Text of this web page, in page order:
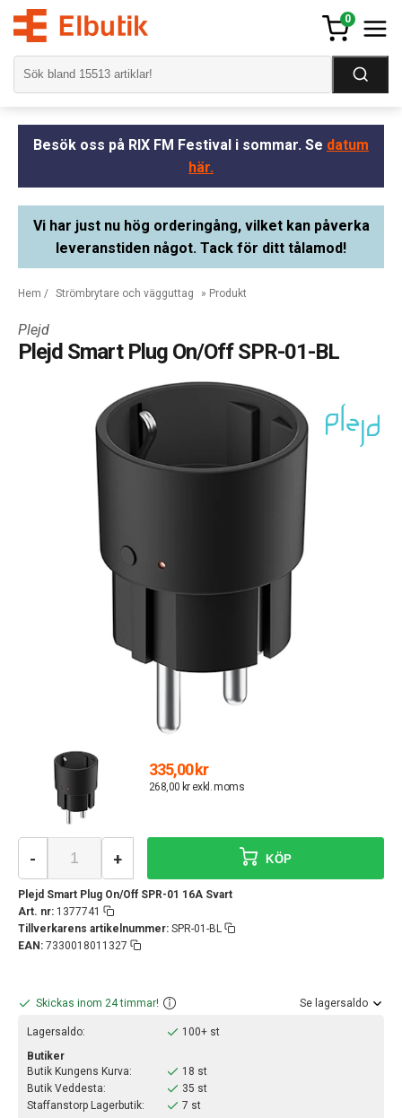
0
Besök oss på RIX FM Festival i sommar. Se datum
här.
Vi har just nu hög orderingång, vilket kan påverka
leveranstiden något. Tack för ditt tålamod!
Hem / Strömbrytare och vägguttag » Produkt
Plejd
Plejd Smart Plug On/Off SPR-01-BL
335,00 kr
268,00 kr exkl. moms
Plejd Smart Plug On/Off SPR-01 16A Svart
Art. nr: 1377741
Tillverkarens artikelnummer: SPR-01-BL
EAN: 7330018011327
- + KÖP
Skickas inom 24 timmar! Se lagersaldo
Lagersaldo:
100+ st
Butiker
Butik Kungens Kurva:
18 st
Butik Veddesta:
35 st
Staffanstorp Lagerbutik:
7 st